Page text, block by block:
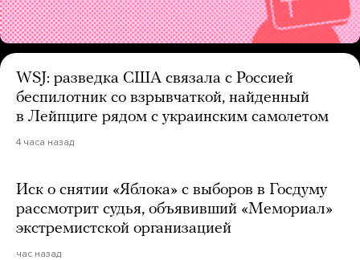
WSJ: разведка США связала с Россией
беспилотник со взрывчаткой, найденный
в Лейпциге рядом с украинским самолетом
4 часа назад
Иск о снятии «Яблока» с выборов в Госдуму
рассмотрит судья, объявивший «Мемориал»
экстремистской организацией
час назад